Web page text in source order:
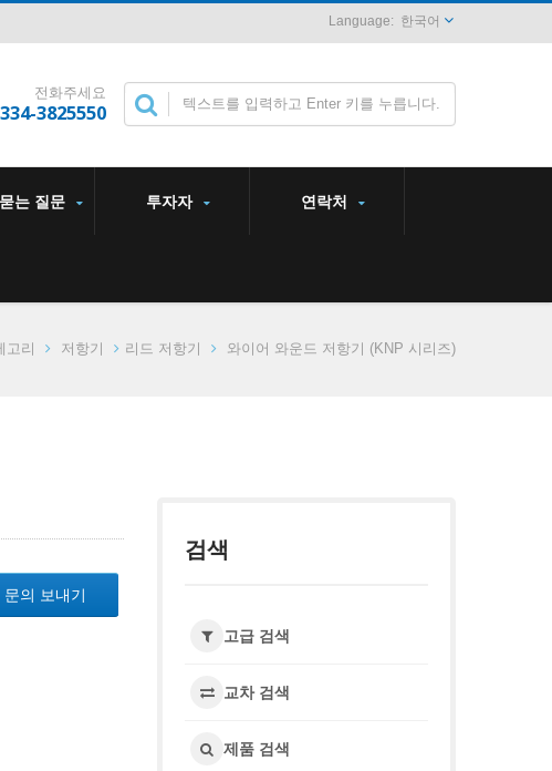
한국어
전화주세요
3825550
는 질문 투자자 연락처
고리 저항기 리드 저항기 와이어 와운드 저항기 (KNP 시리즈)
문의 보내기
검색
고급 검색
교차 검색
제품 검색